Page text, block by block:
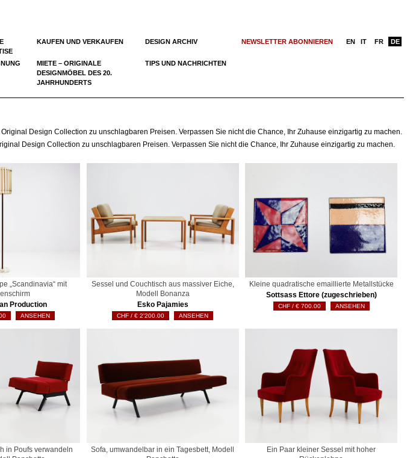
KAUFEN UND VERKAUFEN DESIGN ARCHIV NEWSLETTER ABONNIEREN
MIETE – ORIGINALE
DESIGNMÖBEL DES 20.
JAHRHUNDERTS
TIPS UND NACHRICHTEN
EN IT FR DE
Design Collection zu unschlagbaren Preisen. Verpassen Sie nicht die Chance, Ihr Zuhause einzigartig zu machen.
Design Collection zu unschlagbaren Preisen. Verpassen Sie nicht die Chance, Ihr Zuhause einzigartig zu machen.
„Scandinavia“ mit
Production
ANSEHEN
Sessel und Couchtisch aus massiver Eiche,
Modell Bonanza
Esko Pajamies
€ 2'200.00 ANSEHEN
Kleine quadratische emaillierte Metallstücke
Sottsass Ettore (zugeschrieben)
€700.00 ANSEHEN
in Poufs verwandeln
Sofa, umwandelbar in ein Tagesbett, Modell
Ein Paar kleiner Sessel mit hoher